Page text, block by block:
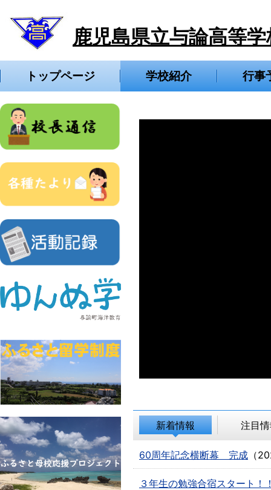
鹿児島県立与論高等学
トップページ 学校紹介 行事
新着情報 注目
60周年記念横断幕 完成 （
３年生の勉強合宿スタート！